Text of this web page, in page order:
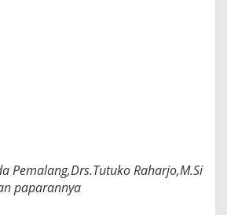
Pemalang,Drs.Tutuko Raharjo,M.Si
paparannya